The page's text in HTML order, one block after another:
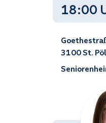
18:00
3100 St.